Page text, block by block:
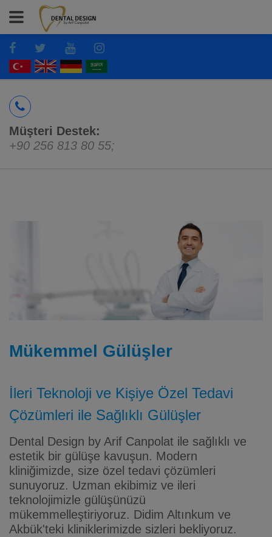
Müşteri Destek:
+90 256 813 80 55;
Mükemmel Gülüşler
İleri Teknoloji ve Kişiye Özel Tedavi
Çözümleri ile Sağlıklı Gülüşler
Dental Design by Arif Canpolat ile sağlıklı ve
estetik bir gülüşe kavuşun. Modern
kliniğimizde, size özel tedavi çözümleri
sunuyoruz. Uzman ekibimiz ve ileri
teknolojimizle gülüşünüzü
mükemmelleştiriyoruz. Didim Altınkum ve
Akbük'teki kliniklerimizde sizleri bekliyoruz.